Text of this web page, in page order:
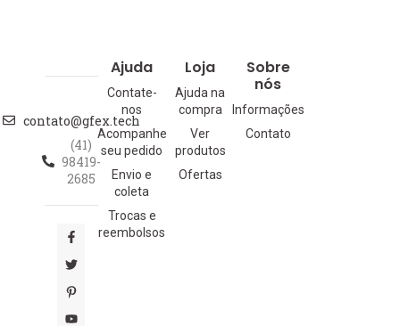
contato@gfex.tech
(41)
98419-
2685
Ajuda
Contate-
nos
Acompanhe
seu pedido
Envio e
coleta
Trocas e
reembolsos
Loja
Ajuda na
compra
Ver
produtos
Ofertas
Sobre
nós
Informações
Contato